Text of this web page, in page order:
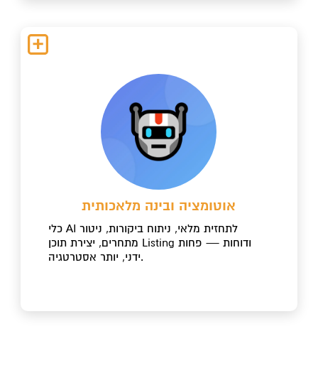
אוטומציה ובינה מלאכותית
כלי AI לתחזית מלאי, ניתוח ביקורות, ניטור
מתחרים, יצירת תוכן Listing ודוחות — פחות
ידני, יותר אסטרטגיה.